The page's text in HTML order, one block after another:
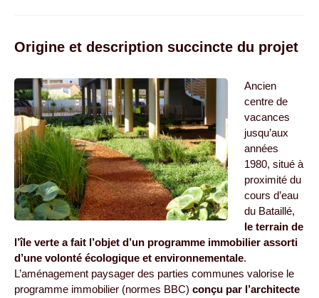
Origine et description succincte du projet
Ancien
centre de
vacances
jusqu’aux
années
1980, situé à
proximité du
cours d’eau
du Bataillé,
le terrain de
l’île verte a fait l’objet d’un programme immobilier assorti
d’une volonté écologique et environnementale.
L’aménagement paysager des parties communes valorise le
programme immobilier (normes BBC) conçu par l’architecte